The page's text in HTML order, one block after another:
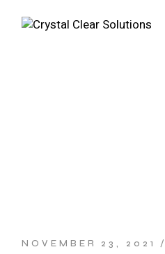
NOVEMBER 23, 2021